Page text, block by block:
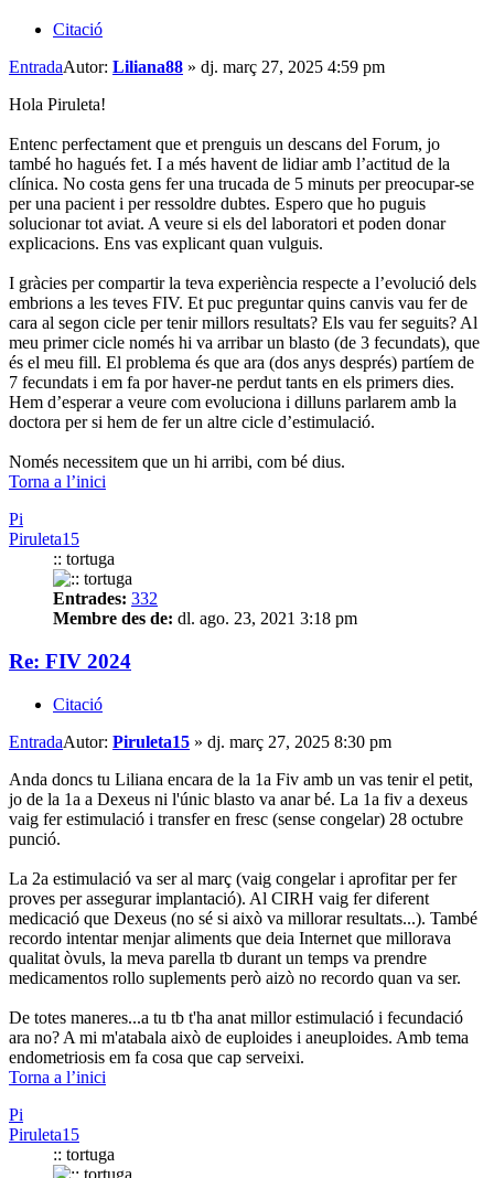
Citació
EntradaAutor: Liliana88 » dj. març 27, 2025 4:59 pm
Hola Piruleta!
Entenc perfectament que et prenguis un descans del Forum, jo
també ho hagués fet. I a més havent de lidiar amb l’actitud de la
clínica. No costa gens fer una trucada de 5 minuts per preocupar-se
per una pacient i per ressoldre dubtes. Espero que ho puguis
solucionar tot aviat. A veure si els del laboratori et poden donar
explicacions. Ens vas explicant quan vulguis.
I gràcies per compartir la teva experiència respecte a l’evolució dels
embrions a les teves FIV. Et puc preguntar quins canvis vau fer de
cara al segon cicle per tenir millors resultats? Els vau fer seguits? Al
meu primer cicle només hi va arribar un blasto (de 3 fecundats), que
és el meu fill. El problema és que ara (dos anys després) partíem de
7 fecundats i em fa por haver-ne perdut tants en els primers dies.
Hem d’esperar a veure com evoluciona i dilluns parlarem amb la
doctora per si hem de fer un altre cicle d’estimulació.
Només necessitem que un hi arribi, com bé dius.
Torna a l’inici
Pi
Piruleta15
:: tortuga
Entrades: 332
Membre des de: dl. ago. 23, 2021 3:18 pm
Re: FIV 2024
Citació
EntradaAutor: Piruleta15 » dj. març 27, 2025 8:30 pm
Anda doncs tu Liliana encara de la 1a Fiv amb un vas tenir el petit,
jo de la 1a a Dexeus ni l'únic blasto va anar bé. La 1a fiv a dexeus
vaig fer estimulació i transfer en fresc (sense congelar) 28 octubre
punció.
La 2a estimulació va ser al març (vaig congelar i aprofitar per fer
proves per assegurar implantació). Al CIRH vaig fer diferent
medicació que Dexeus (no sé si això va millorar resultats...). També
recordo intentar menjar aliments que deia Internet que millorava
qualitat òvuls, la meva parella tb durant un temps va prendre
medicamentos rollo suplements però aizò no recordo quan va ser.
De totes maneres...a tu tb t'ha anat millor estimulació i fecundació
ara no? A mi m'atabala això de euploides i aneuploides. Amb tema
endometriosis em fa cosa que cap serveixi.
Torna a l’inici
Pi
Piruleta15
:: tortuga